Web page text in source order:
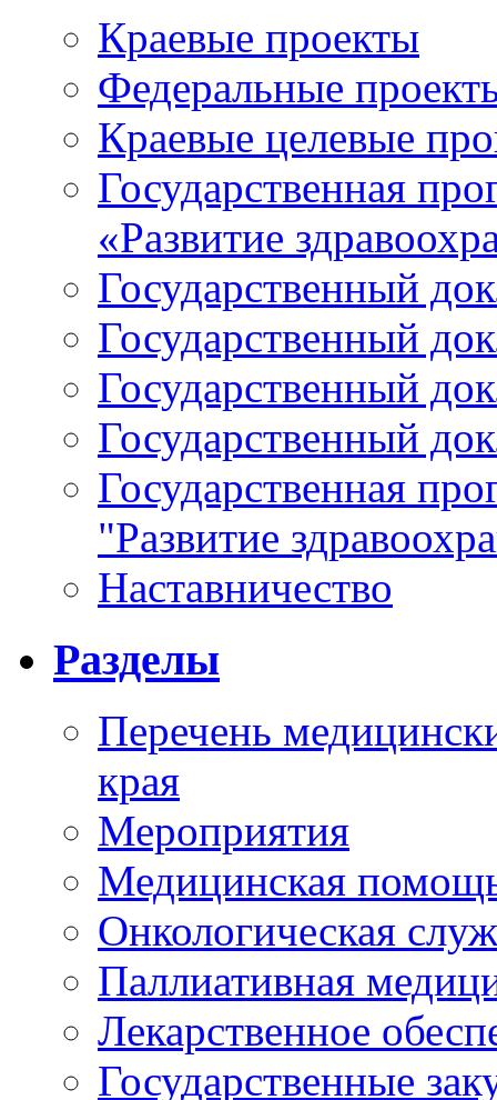
Краевые проекты
Федеральные
Краевые целевые
Государственная
«Развитие
Государственный
Государственный
Государственный
Государственный
Государственная
"Развитие
Наставничество
Разделы
Перечень
края
Мероприятия
Медицинская
Онкологическая
Паллиативная
Лекарственное
Государственные